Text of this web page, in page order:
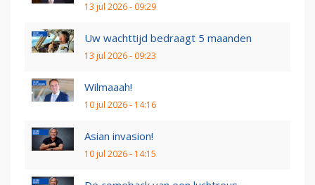
13 jul 2026 - 09:29
Uw wachttijd bedraagt 5 maanden
13 jul 2026 - 09:23
Wilmaaah!
10 jul 2026 - 14:16
Asian invasion!
10 jul 2026 - 14:15